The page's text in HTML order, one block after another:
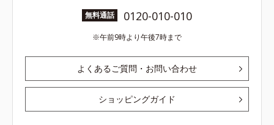
無料通話 0120-010-010
午前9時より午後7時まで
よくあるご質問・お問い合わせ
ショッピングガイド